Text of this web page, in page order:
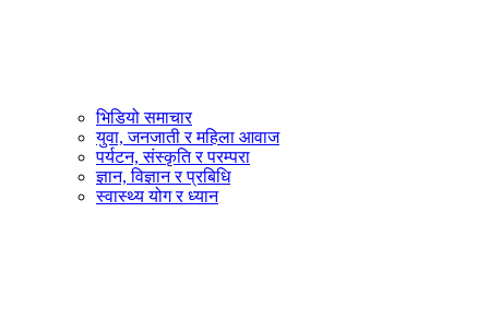
भिडियो समाचार
युवा, जनजाती र महिला आवाज
पर्यटन, संस्कृति र परम्परा
ज्ञान, विज्ञान र प्रबिधि
स्वास्थ्य योग र ध्यान